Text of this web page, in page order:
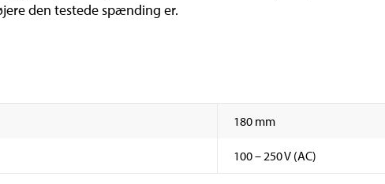
den testede spænding er.
180 mm
100 – 250 V (AC)